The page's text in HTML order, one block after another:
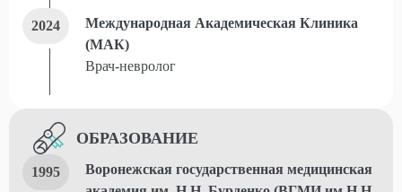
2024
Международная Академическая Клиника
(МАК)
Врач-невролог
ОБРАЗОВАНИЕ
1995
Воронежская государственная медицинская